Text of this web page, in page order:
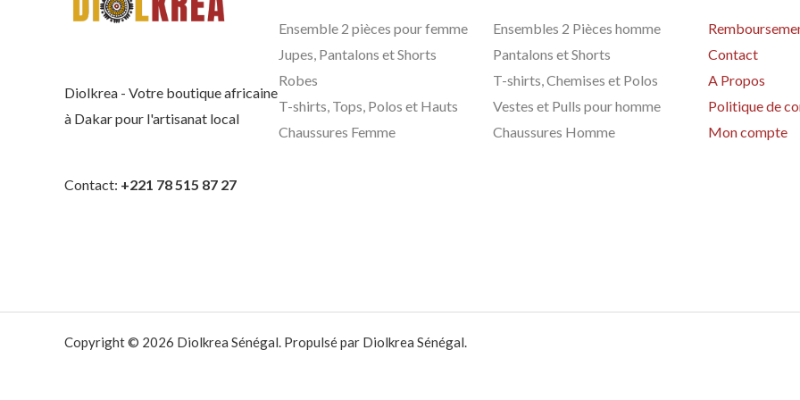
Diolkrea - Votre boutique africaine
à Dakar pour l'artisanat local
Contact: +221 78 515 87 27
Ensemble 2 pièces pour femme
Jupes, Pantalons et Shorts
Robes
T-shirts, Tops, Polos et Hauts
Chaussures Femme
Ensembles 2 Pièces homme
Pantalons et Shorts
T-shirts, Chemises et Polos
Vestes et Pulls pour homme
Chaussures Homme
Contact
A Propos
Politique de
Mon compte
Copyright © 2026 Diolkrea Sénégal. Propulsé par Diolkrea Sénégal.